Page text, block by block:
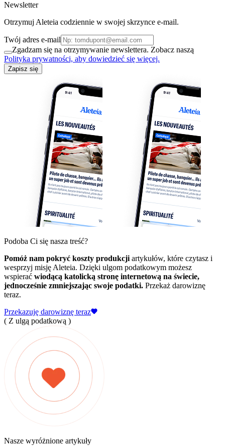
Newsletter
Otrzymuj Aleteia codziennie w swojej skrzynce e-mail.
Twój adres e-mail
Zgadzam się na otrzymywanie newslettera. Zobacz naszą
Polityka prywatności, aby dowiedzieć się więcej.
Zapisz się
Podoba Ci się nasza treść?
Pomóż nam pokryć koszty produkcji artykułów, które czytasz i
wesprzyj misję Aleteia. Dzięki ulgom podatkowym możesz
wspierać wiodącą katolicką stronę internetową na świecie,
jednocześnie zmniejszając swoje podatki. Przekaż darowiznę
teraz.
Przekazuję darowiznę teraz
( Z ulgą podatkową )
Nasze wyróżnione artykuły